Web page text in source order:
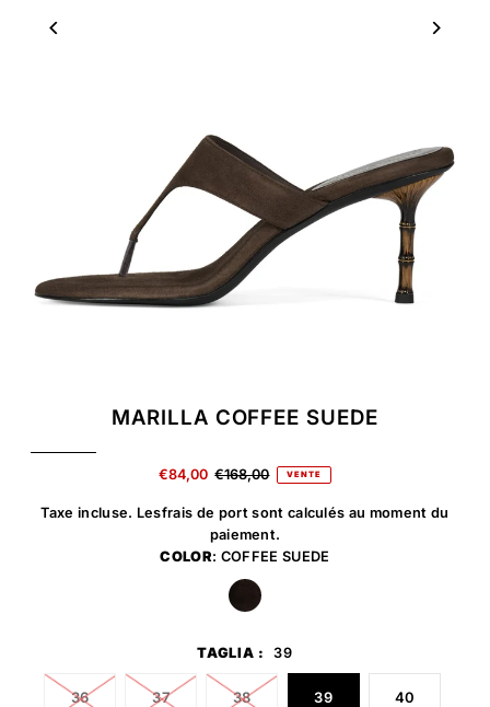
MARILLA COFFEE SUEDE
€84,00 €168,00 VENTE
Taxe incluse. Lesfrais de port sont calculés au moment du
paiement.
COLOR: COFFEE SUEDE
TAGLIA : 39
36 37 38 39 40